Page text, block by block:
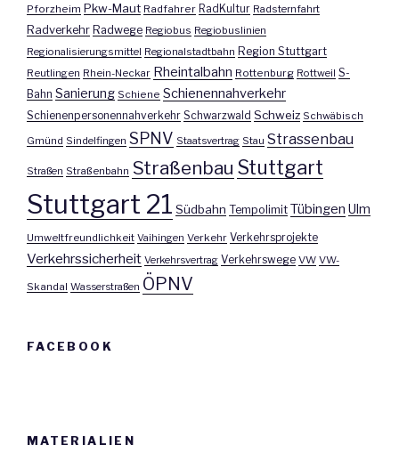
Pforzheim Pkw-Maut Radfahrer RadKultur Radsternfahrt
Radverkehr Radwege Regiobus Regiobuslinien
Regionalisierungsmittel Regionalstadtbahn Region Stuttgart
Reutlingen Rhein-Neckar Rheintalbahn Rottenburg Rottweil S-
Bahn Sanierung Schiene Schienennahverkehr
Schienenpersonennahverkehr Schwarzwald Schweiz Schwäbisch
Gmünd Sindelfingen SPNV Staatsvertrag Stau Strassenbau
Straßen Straßenbahn Straßenbau Stuttgart
Stuttgart 21 Südbahn Tempolimit Tübingen Ulm
Umweltfreundlichkeit Vaihingen Verkehr Verkehrsprojekte
Verkehrssicherheit Verkehrsvertrag Verkehrswege VW VW-
Skandal Wasserstraßen ÖPNV
FACEBOOK
MATERIALIEN